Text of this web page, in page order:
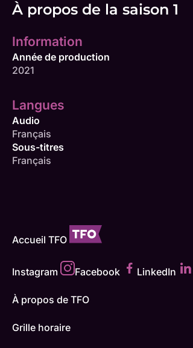
À propos de la saison 1
Information
Année de production
2021
Langues
Audio
Français
Sous-titres
Français
Accueil TFO
Instagram Facebook LinkedIn
À propos de TFO
Grille horaire